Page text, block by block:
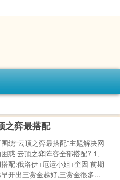
之弈最搭配
绕“云顶之弈最搭配”主题解决网
惑 云顶之弈阵容全部搭配? 1、
配:俄洛伊+厄运小姐+奎因 前期
开出三赏金越好,三赏金很多...